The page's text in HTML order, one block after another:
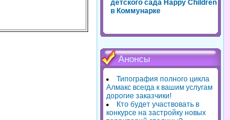
детского сада Happy Children
в Коммунарке
Анонсы
Типография полного цикла
Алмакс всегда к вашим услугам
дорогие заказчики!
Кто будет участвовать в
конкурсе на застройку новых